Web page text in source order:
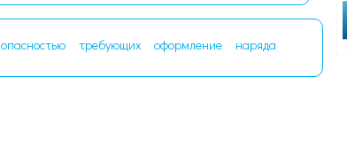
опасностью требующих оформление
наряда